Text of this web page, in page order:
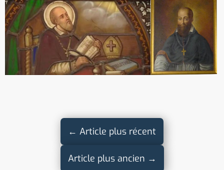
← Article plus récent
Article plus ancien →